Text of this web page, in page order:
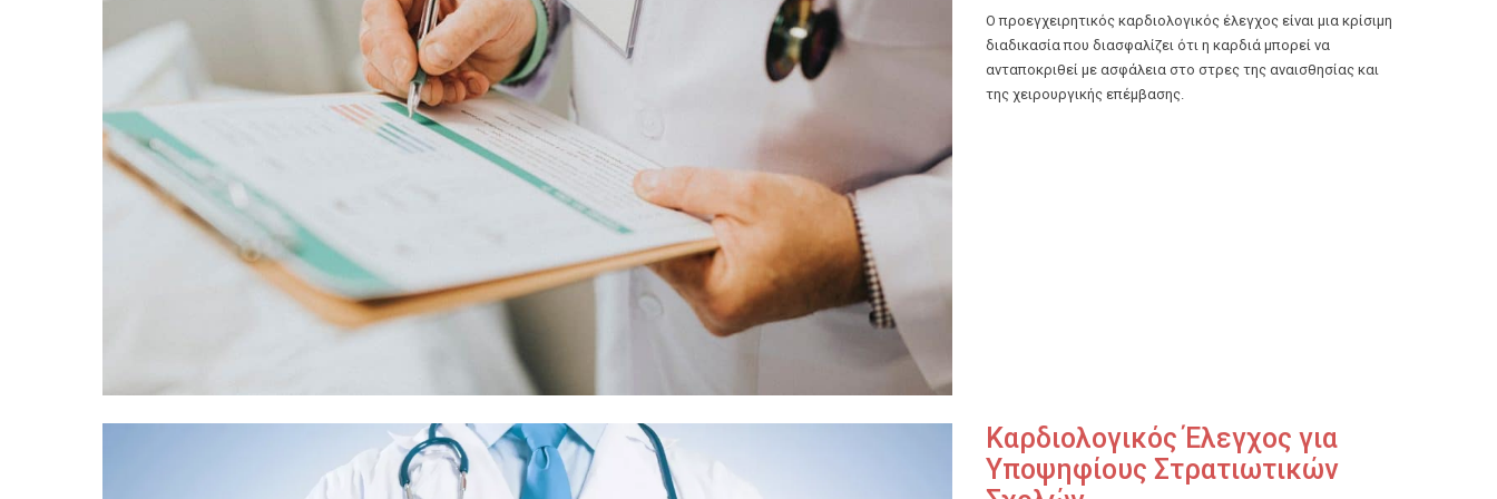
Ο προεγχειρητικός καρδιολογικός έλεγχος είναι μια κρίσιμη
διαδικασία που διασφαλίζει ότι η καρδιά μπορεί να
ανταποκριθεί με ασφάλεια στο στρες της αναισθησίας και
της χειρουργικής επέμβασης.
Καρδιολογικός Έλεγχος για
Υποψηφίους Στρατιωτικών